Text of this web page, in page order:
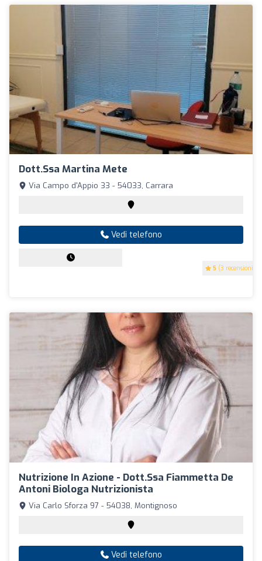
Dott.ssa Martina Mete
5 (3 recensioni)
Via Campo d'Appio 33 - 54033, Carrara
Vedi telefono
Nutrizione In Azione - Dott.ssa Fiammetta De
Antoni Biologa Nutrizionista
Via Carlo Sforza 97 - 54038, Montignoso
Vedi telefono